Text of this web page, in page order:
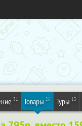
31 Товары 26 Туры 13